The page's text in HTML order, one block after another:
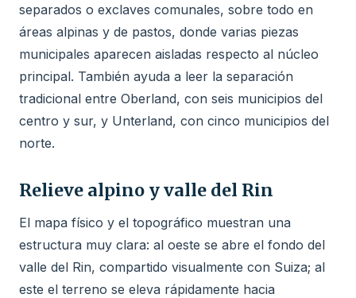
separados o exclaves comunales, sobre todo en
áreas alpinas y de pastos, donde varias piezas
municipales aparecen aisladas respecto al núcleo
principal. También ayuda a leer la separación
tradicional entre Oberland, con seis municipios del
centro y sur, y Unterland, con cinco municipios del
norte.
Relieve alpino y valle del Rin
El mapa físico y el topográfico muestran una
estructura muy clara: al oeste se abre el fondo del
valle del Rin, compartido visualmente con Suiza; al
este el terreno se eleva rápidamente hacia